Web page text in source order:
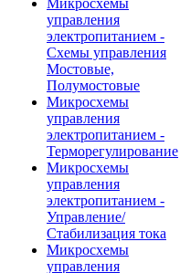
Микросхемы
управления
электропитанием -
Схемы управления
Мостовые,
Полумостовые
Микросхемы
управления
электропитанием -
Терморегулирование
Микросхемы
управления
электропитанием -
Управление/
Стабилизация тока
Микросхемы
управления